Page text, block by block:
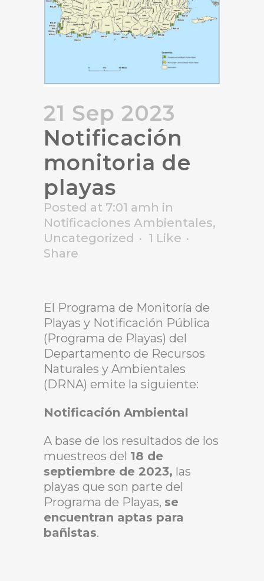
21 Sep 2023
Notificación
monitoria de
playas
Posted at 7:01 amh in
Notificaciones Ambientales,
Uncategorized
1 Like
Share
El Programa de Monitoría de
Playas y Notificación Pública
(Programa de Playas) del
Departamento de Recursos
Naturales y Ambientales
(DRNA) emite la siguiente:
Notificación Ambiental
A base de los resultados de los
muestreos del 18 de
septiembre de 2023, las
playas que son parte del
Programa de Playas, se
encuentran aptas para
bañistas.